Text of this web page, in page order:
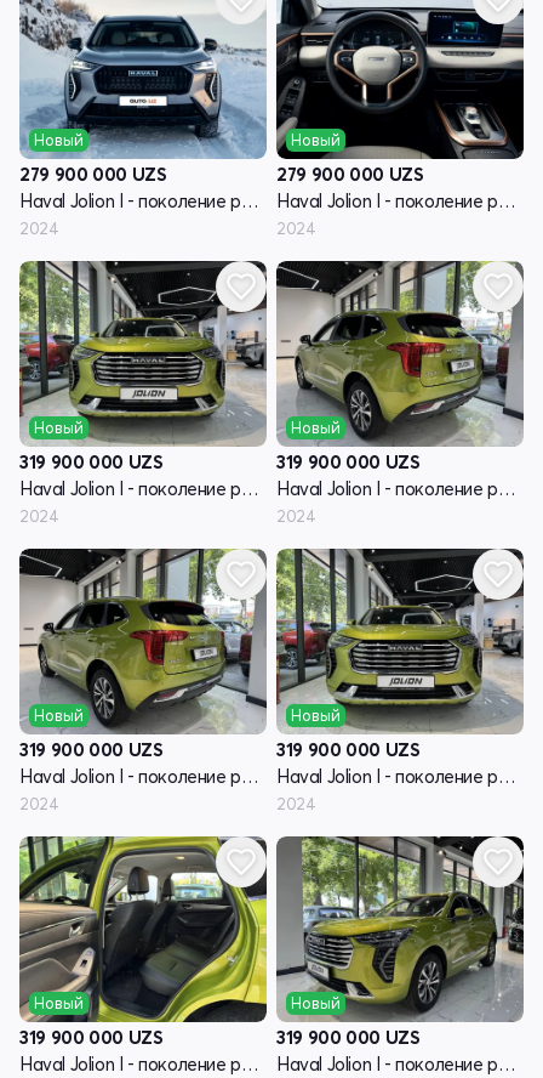
Новый
279 900 000 UZS
Haval Jolion I - поколение рестайлинг
2024
Новый
279 900 000 UZS
Haval Jolion I - поколение рестайлинг
2024
Новый
319 900 000 UZS
Haval Jolion I - поколение рестайлинг
2024
Новый
319 900 000 UZS
Haval Jolion I - поколение рестайлинг
2024
Новый
319 900 000 UZS
Haval Jolion I - поколение рестайлинг
2024
Новый
319 900 000 UZS
Haval Jolion I - поколение рестайлинг
2024
Новый
319 900 000 UZS
Haval Jolion I - поколение рестайлинг
Новый
319 900 000 UZS
Haval Jolion I - поколение рестайлинг